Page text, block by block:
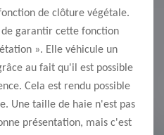
de clôture végétale.
garantir cette fonction
». Elle véhicule un
au fait qu'il est possible
Cela est rendu possible
Une taille de haie n'est pas
présentation, mais c'est